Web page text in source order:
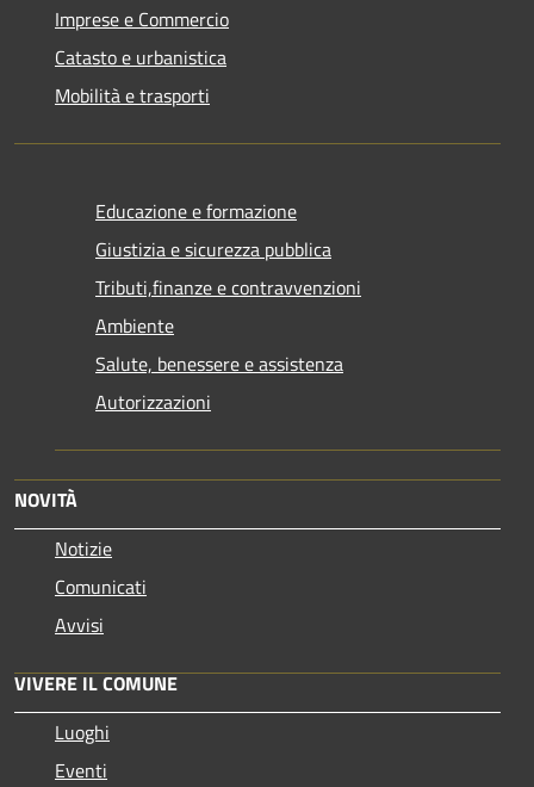
Imprese e Commercio
Catasto e urbanistica
Mobilità e trasporti
Educazione e formazione
Giustizia e sicurezza pubblica
Tributi,finanze e contravvenzioni
Ambiente
Salute, benessere e assistenza
Autorizzazioni
NOVITÀ
Notizie
Comunicati
Avvisi
VIVERE IL COMUNE
Luoghi
Eventi